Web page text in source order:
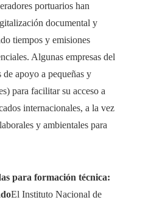
portuarios han
documental y
tiempos y emisiones
Algunas empresas del
apoyo a pequeñas y
para facilitar su acceso a
internacionales, a la vez
y ambientales para
para formación técnica:
El Instituto Nacional de